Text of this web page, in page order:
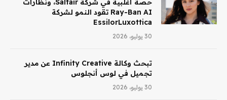
حصة أغلبية في شركة Saltair، ونظارات
Ray-Ban AI تقود النمو لشركة
EssilorLuxottica
30 يوليو، 2026
تبحث وكالة Infinity Creative عن مدير
تجميل في لوس أنجلوس
30 يوليو، 2026